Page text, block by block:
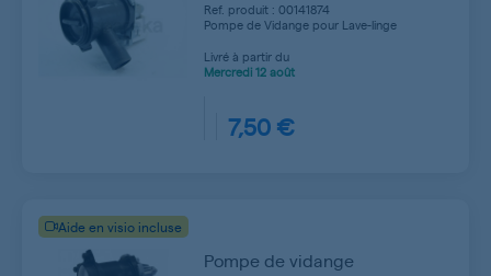
Ref. produit : 00141874
Pompe de Vidange pour Lave-linge
Livré à partir du
Mercredi 12 août
7,50 €
Aide en visio incluse
Pompe de vidange